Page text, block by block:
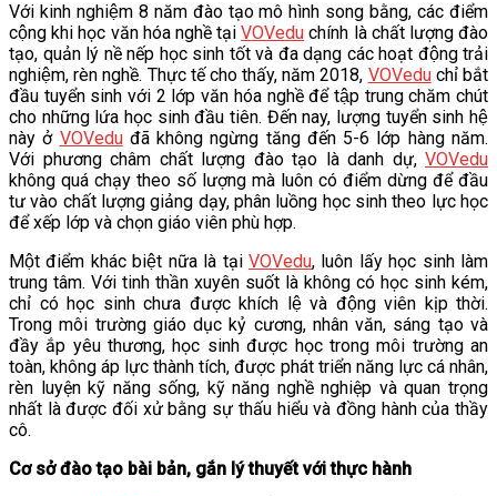
Với kinh nghiệm 8 năm đào tạo mô hình song bằng, các điểm
cộng khi học văn hóa nghề tạiVOVedu chính là chất lượng đào
tạo, quản lý nề nếp học sinh tốt và đa dạng các hoạt động trải
nghiệm, rèn nghề. Thực tế cho thấy, năm 2018, VOVeduchỉ bắt
đầu tuyển sinh với 2 lớp văn hóa nghề để tập trung chăm chút
cho những lứa học sinh đầu tiên. Đến nay, lượng tuyển sinh hệ
này ở VOVeduđã không ngừng tăng đến 5-6 lớp hàng năm.
Với phương châm chất lượng đào tạo là danh dự, VOVedu
không quá chạy theo số lượng mà luôn có điểm dừng để đầu
tư vào chất lượng giảng dạy, phân luồng học sinh theo lực học
để xếp lớp và chọn giáo viên phù hợp.
Một điểm khác biệt nữa là tại VOVedu, luôn lấy học sinh làm
trung tâm. Với tinh thần xuyên suốt là không có học sinh kém,
chỉ có học sinh chưa được khích lệ và động viên kịp thời.
Trong môi trường giáo dục kỷ cương, nhân văn, sáng tạo và
đầy ắp yêu thương, học sinh được học trong môi trường an
toàn, không áp lực thành tích, được phát triển năng lực cá nhân,
rèn luyện kỹ năng sống, kỹ năng nghề nghiệp và quan trọng
nhất là được đối xử bằng sự thấu hiểu và đồng hành của thầy
cô.
Cơ sở đào tạo bài bản, gắn lý thuyết với thực hành